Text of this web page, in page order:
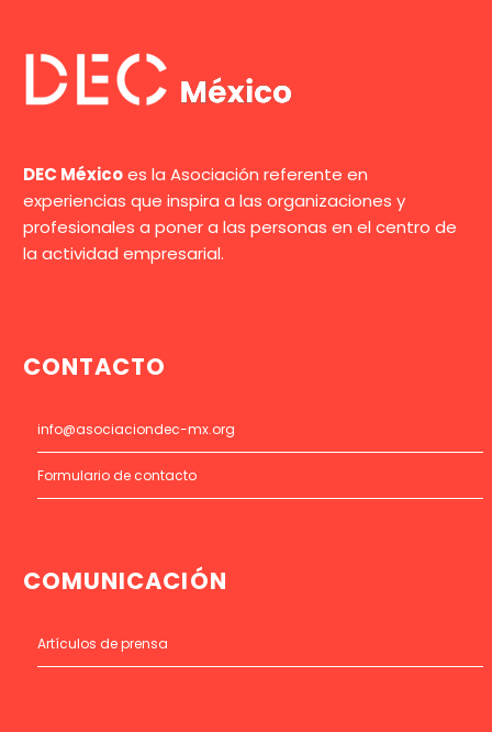
DEC Méxicoes la Asociación referente en
experiencias que inspira a las organizaciones y
profesionales a poner a las personas en el centro de
la actividad empresarial.
CONTACTO
info@asociaciondec-mx.org
Formulario de contacto
COMUNICACIÓN
Artículos de prensa